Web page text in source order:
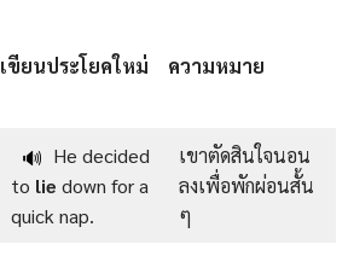
เขียนประโยคใหม่ ความหมาย
🔊 He decided
to lie down for a
quick nap.
เขาตัดสินใจนอน
ลงเพื่อพักผ่อนสั้น
ๆ